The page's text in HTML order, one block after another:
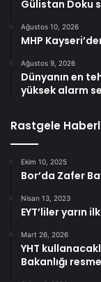
Gülistan Doku
Ağustos 10, 2026
MHP
Ağustos 9, 2026
Dünyanın en
yüksek alarm
Rastgele
Ekim 10, 2025
Bor’da Zafer
Nisan 13, 2023
EYT’liler yarın
Mart 26, 2026
YHT
Bakanlığı